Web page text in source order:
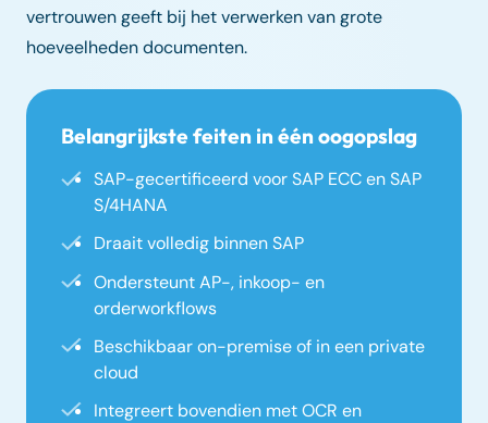
vertrouwen geeft bij het verwerken van grote
hoeveelheden documenten.
Belangrijkste feiten in één oogopslag
SAP-gecertificeerd voor SAP ECC en SAP
S/4HANA
Draait volledig binnen SAP
Ondersteunt AP-, inkoop- en
orderworkflows
Beschikbaar on-premise of in een private
cloud
Integreert bovendien met OCR en